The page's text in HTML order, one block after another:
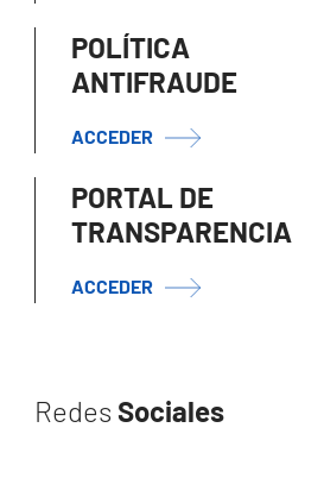
POLÍTICA
ANTIFRAUDE
ACCEDER
PORTAL DE
TRANSPARENCIA
ACCEDER
Redes Sociales